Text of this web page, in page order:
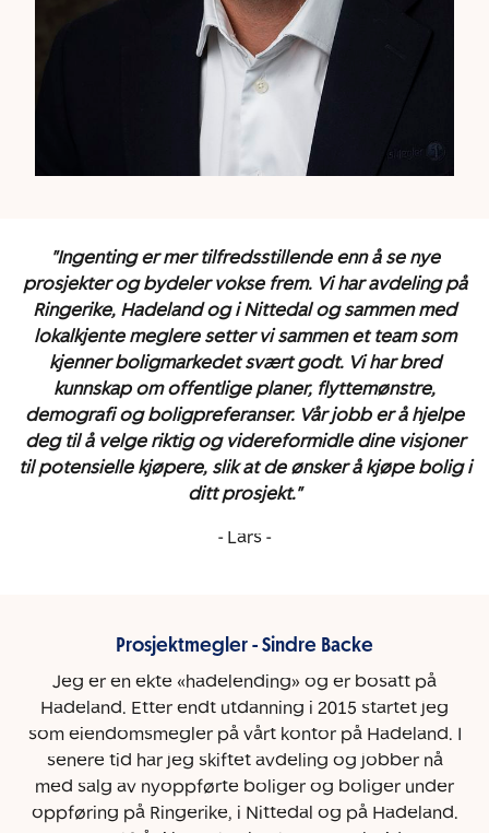
"Ingenting er mer tilfredsstillende enn å se nye
prosjekter og bydeler vokse frem. Vi har avdeling på
Ringerike, Hadeland og i Nittedal og sammen med
lokalkjente meglere setter vi sammen et team som
kjenner boligmarkedet svært godt. Vi har bred
kunnskap om offentlige planer, flyttemønstre,
demografi og boligpreferanser. Vår jobb er å hjelpe
deg til å velge riktig og videreformidle dine visjoner
til potensielle kjøpere, slik at de ønsker å kjøpe bolig i
ditt prosjekt."
- Lars -
Prosjektmegler - Sindre Backe
Jeg er en ekte «hadelending» og er bosatt på
Hadeland. Etter endt utdanning i 2015 startet jeg
som eiendomsmegler på vårt kontor på Hadeland. I
senere tid har jeg skiftet avdeling og jobber nå
med salg av nyoppførte boliger og boliger under
oppføring på Ringerike, i Nittedal og på Hadeland.